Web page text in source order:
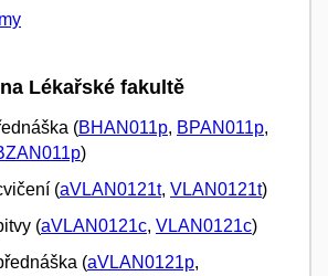
Lékařské fakultě
(BHAN011p, BPAN011p,
)
(aVLAN0121t, VLAN0121t)
(aVLAN0121c, VLAN0121c)
(aVLAN0121p,